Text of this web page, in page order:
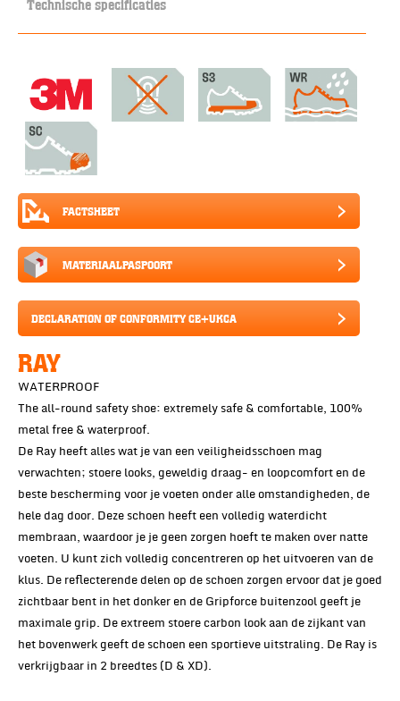
Technische specificaties
FACTSHEET
MATERIAALPASPOORT
DECLARATION OF CONFORMITY CE+UKCA
RAY
WATERPROOF
The all-round safety shoe: extremely safe & comfortable, 100%
metal free & waterproof.
De Ray heeft alles wat je van een veiligheidsschoen mag
verwachten; stoere looks, geweldig draag- en loopcomfort en de
beste bescherming voor je voeten onder alle omstandigheden, de
hele dag door. Deze schoen heeft een volledig waterdicht
membraan, waardoor je je geen zorgen hoeft te maken over natte
voeten. U kunt zich volledig concentreren op het uitvoeren van de
klus. De reflecterende delen op de schoen zorgen ervoor dat je goed
zichtbaar bent in het donker en de Gripforce buitenzool geeft je
maximale grip. De extreem stoere carbon look aan de zijkant van
het bovenwerk geeft de schoen een sportieve uitstraling. De Ray is
verkrijgbaar in 2 breedtes (D & XD).